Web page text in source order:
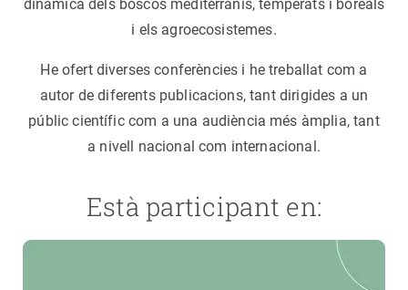
dinàmica dels boscos mediterranis, temperats i boreals
i els agroecosistemes.
He ofert diverses conferències i he treballat com a
autor de diferents publicacions, tant dirigides a un
públic científic com a una audiència més àmplia, tant
a nivell nacional com internacional.
Està participant en: